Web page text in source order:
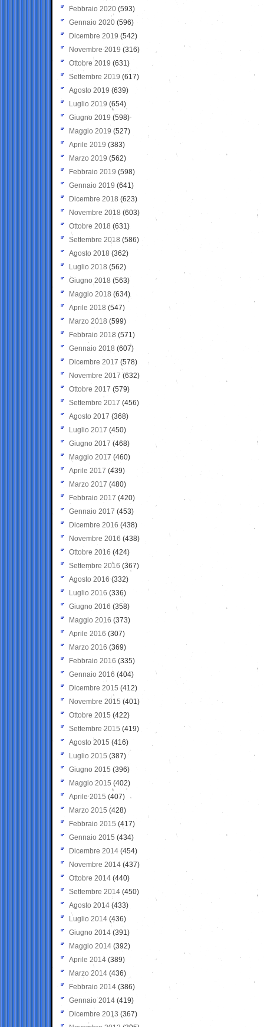
Febbraio 2020 (593)
Gennaio 2020 (596)
Dicembre 2019 (542)
Novembre 2019 (316)
Ottobre 2019 (631)
Settembre 2019 (617)
Agosto 2019 (639)
Luglio 2019 (654)
Giugno 2019 (598)
Maggio 2019 (527)
Aprile 2019 (383)
Marzo 2019 (562)
Febbraio 2019 (598)
Gennaio 2019 (641)
Dicembre 2018 (623)
Novembre 2018 (603)
Ottobre 2018 (631)
Settembre 2018 (586)
Agosto 2018 (362)
Luglio 2018 (562)
Giugno 2018 (563)
Maggio 2018 (634)
Aprile 2018 (547)
Marzo 2018 (599)
Febbraio 2018 (571)
Gennaio 2018 (607)
Dicembre 2017 (578)
Novembre 2017 (632)
Ottobre 2017 (579)
Settembre 2017 (456)
Agosto 2017 (368)
Luglio 2017 (450)
Giugno 2017 (468)
Maggio 2017 (460)
Aprile 2017 (439)
Marzo 2017 (480)
Febbraio 2017 (420)
Gennaio 2017 (453)
Dicembre 2016 (438)
Novembre 2016 (438)
Ottobre 2016 (424)
Settembre 2016 (367)
Agosto 2016 (332)
Luglio 2016 (336)
Giugno 2016 (358)
Maggio 2016 (373)
Aprile 2016 (307)
Marzo 2016 (369)
Febbraio 2016 (335)
Gennaio 2016 (404)
Dicembre 2015 (412)
Novembre 2015 (401)
Ottobre 2015 (422)
Settembre 2015 (419)
Agosto 2015 (416)
Luglio 2015 (387)
Giugno 2015 (396)
Maggio 2015 (402)
Aprile 2015 (407)
Marzo 2015 (428)
Febbraio 2015 (417)
Gennaio 2015 (434)
Dicembre 2014 (454)
Novembre 2014 (437)
Ottobre 2014 (440)
Settembre 2014 (450)
Agosto 2014 (433)
Luglio 2014 (436)
Giugno 2014 (391)
Maggio 2014 (392)
Aprile 2014 (389)
Marzo 2014 (436)
Febbraio 2014 (386)
Gennaio 2014 (419)
Dicembre 2013 (367)